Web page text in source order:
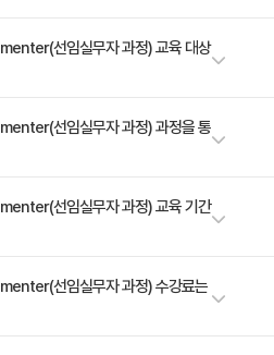
정은 수강생에게 인공지능경영시스템
리, 모니터링, 유지 관리 및 지속적으로
지능은 다양한 분야에 걸쳐 적용되고 있
효과적인 실행과 책임 관리를 보장하기
자 과정은 AI 경영시스템의 실질적인
한 관문입니다. PECB ISO/IEC 42001
합니다. AI 실행 우수관행에 대한 포괄적
선임실무자 과정) 교육 대상
는 전문가 AI 실행 전략에 대해 자문하는
의 실질적인 실행을 마스터하고자
인 AI 시스템 실행에 관여하는 AIMS 실행
과의 연계와 관련하여 정보에 입각
선임실무자 과정) 과정을 통
표를 달성할 수 있습니다: ISO/IEC
과 원칙을 설명 실무자의 관점에서
42001에 기반한 AIMS의 실행을 시작
한 AIMS를 운영, 유지 관리 및 지속적으
선임실무자 과정) 교육 기간
페이지에서 확인하실 수 있습니다.
선임실무자 과정) 수강료는